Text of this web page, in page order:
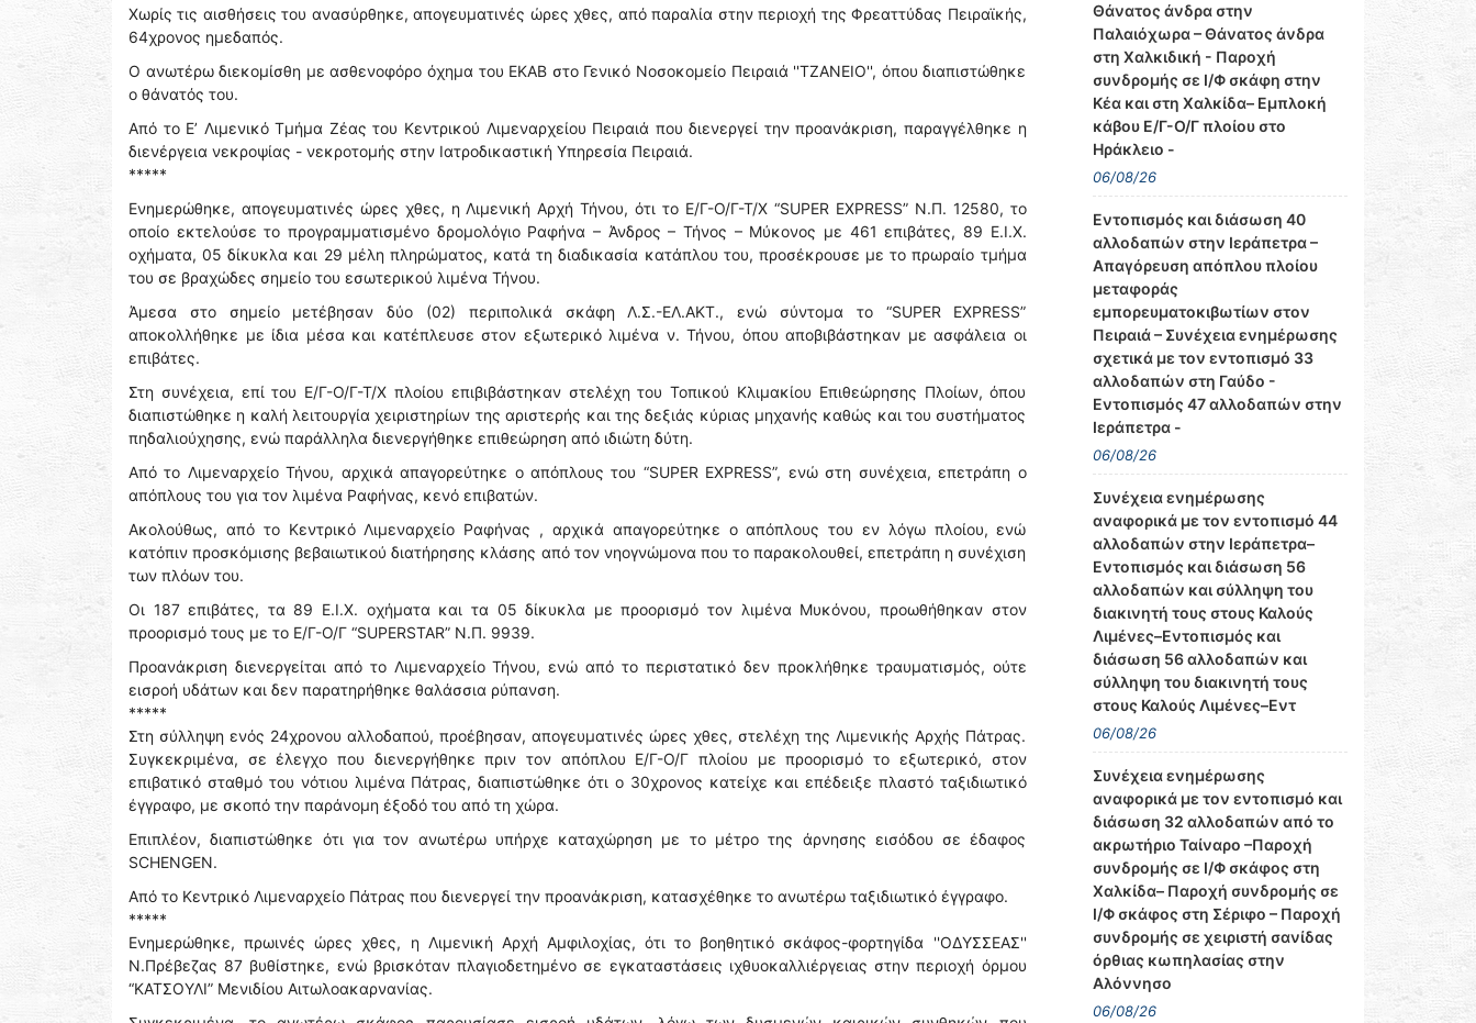
Χωρίς τις αισθήσεις του ανασύρθηκε, απογευματινές ώρες χθες, από παραλία στην περιοχή της Φρεαττύδας Πειραϊκής,
64χρονος ημεδαπός.
Ο ανωτέρω διεκομίσθη με ασθενοφόρο όχημα του ΕΚΑΒ στο Γενικό Νοσοκομείο Πειραιά ''ΤΖΑΝΕΙΟ'', όπου διαπιστώθηκε
ο θάνατός του.
Από το Ε’ Λιμενικό Τμήμα Ζέας του Κεντρικού Λιμεναρχείου Πειραιά που διενεργεί την προανάκριση, παραγγέλθηκε η
διενέργεια νεκροψίας - νεκροτομής στην Ιατροδικαστική Υπηρεσία Πειραιά.
*****
Ενημερώθηκε, απογευματινές ώρες χθες, η Λιμενική Αρχή Τήνου, ότι το Ε/Γ-Ο/Γ-Τ/Χ “SUPER EXPRESS” Ν.Π. 12580, το
οποίο εκτελούσε το προγραμματισμένο δρομολόγιο Ραφήνα – Άνδρος – Τήνος – Μύκονος με 461 επιβάτες, 89 Ε.Ι.Χ.
οχήματα, 05 δίκυκλα και 29 μέλη πληρώματος, κατά τη διαδικασία κατάπλου του, προσέκρουσε με το πρωραίο τμήμα
του σε βραχώδες σημείο του εσωτερικού λιμένα Τήνου.
Άμεσα στο σημείο μετέβησαν δύο (02) περιπολικά σκάφη Λ.Σ.-ΕΛ.ΑΚΤ., ενώ σύντομα το “SUPER EXPRESS”
αποκολλήθηκε με ίδια μέσα και κατέπλευσε στον εξωτερικό λιμένα ν. Τήνου, όπου αποβιβάστηκαν με ασφάλεια οι
επιβάτες.
Στη συνέχεια, επί του Ε/Γ-Ο/Γ-Τ/Χ πλοίου επιβιβάστηκαν στελέχη του Τοπικού Κλιμακίου Επιθεώρησης Πλοίων, όπου
διαπιστώθηκε η καλή λειτουργία χειριστηρίων της αριστερής και της δεξιάς κύριας μηχανής καθώς και του συστήματος
πηδαλιούχησης, ενώ παράλληλα διενεργήθηκε επιθεώρηση από ιδιώτη δύτη.
Από το Λιμεναρχείο Τήνου, αρχικά απαγορεύτηκε ο απόπλους του “SUPER EXPRESS”, ενώ στη συνέχεια, επετράπη ο
απόπλους του για τον λιμένα Ραφήνας, κενό επιβατών.
Ακολούθως, από το Κεντρικό Λιμεναρχείο Ραφήνας , αρχικά απαγορεύτηκε ο απόπλους του εν λόγω πλοίου, ενώ
κατόπιν προσκόμισης βεβαιωτικού διατήρησης κλάσης από τον νηογνώμονα που το παρακολουθεί, επετράπη η συνέχιση
των πλόων του.
Οι 187 επιβάτες, τα 89 Ε.Ι.Χ. οχήματα και τα 05 δίκυκλα με προορισμό τον λιμένα Μυκόνου, προωθήθηκαν στον
προορισμό τους με το Ε/Γ-Ο/Γ “SUPERSTAR” Ν.Π. 9939.
Προανάκριση διενεργείται από το Λιμεναρχείο Τήνου, ενώ από το περιστατικό δεν προκλήθηκε τραυματισμός, ούτε
εισροή υδάτων και δεν παρατηρήθηκε θαλάσσια ρύπανση.
*****
Στη σύλληψη ενός 24χρονου αλλοδαπού, προέβησαν, απογευματινές ώρες χθες, στελέχη της Λιμενικής Αρχής Πάτρας.
Συγκεκριμένα, σε έλεγχο που διενεργήθηκε πριν τον απόπλου Ε/Γ-Ο/Γ πλοίου με προορισμό το εξωτερικό, στον
επιβατικό σταθμό του νότιου λιμένα Πάτρας, διαπιστώθηκε ότι ο 30χρονος κατείχε και επέδειξε πλαστό ταξιδιωτικό
έγγραφο, με σκοπό την παράνομη έξοδό του από τη χώρα.
Επιπλέον, διαπιστώθηκε ότι για τον ανωτέρω υπήρχε καταχώρηση με το μέτρο της άρνησης εισόδου σε έδαφος
SCHENGEN.
Από το Κεντρικό Λιμεναρχείο Πάτρας που διενεργεί την προανάκριση, κατασχέθηκε το ανωτέρω ταξιδιωτικό έγγραφο.
*****
Ενημερώθηκε, πρωινές ώρες χθες, η Λιμενική Αρχή Αμφιλοχίας, ότι το βοηθητικό σκάφος-φορτηγίδα ''ΟΔΥΣΣΕΑΣ''
Ν.Πρέβεζας 87 βυθίστηκε, ενώ βρισκόταν πλαγιοδετημένο σε εγκαταστάσεις ιχθυοκαλλιέργειας στην περιοχή όρμου
“ΚΑΤΣΟΥΛΙ” Μενιδίου Αιτωλοακαρνανίας.
Θάνατος άνδρα στην
Παλαιόχωρα – Θάνατος άνδρα
στη Χαλκιδική - Παροχή
συνδρομής σε Ι/Φ σκάφη στην
Κέα και στη Χαλκίδα– Εμπλοκή
κάβου Ε/Γ-Ο/Γ πλοίου στο
Ηράκλειο -
06/08/26
Εντοπισμός και διάσωση 40
αλλοδαπών στην Ιεράπετρα –
Απαγόρευση απόπλου πλοίου
μεταφοράς
εμπορευματοκιβωτίων στον
Πειραιά – Συνέχεια ενημέρωσης
σχετικά με τον εντοπισμό 33
αλλοδαπών στη Γαύδο -
Εντοπισμός 47 αλλοδαπών στην
Ιεράπετρα -
06/08/26
Συνέχεια ενημέρωσης
αναφορικά με τον εντοπισμό 44
αλλοδαπών στην Ιεράπετρα–
Εντοπισμός και διάσωση 56
αλλοδαπών και σύλληψη του
διακινητή τους στους Καλούς
Λιμένες–Εντοπισμός και
διάσωση 56 αλλοδαπών και
σύλληψη του διακινητή τους
στους Καλούς Λιμένες–Εντ
06/08/26
Συνέχεια ενημέρωσης
αναφορικά με τον εντοπισμό και
διάσωση 32 αλλοδαπών από το
ακρωτήριο Ταίναρο –Παροχή
συνδρομής σε Ι/Φ σκάφος στη
Χαλκίδα– Παροχή συνδρομής σε
Ι/Φ σκάφος στη Σέριφο – Παροχή
συνδρομής σε χειριστή σανίδας
όρθιας κωπηλασίας στην
Αλόννησο
06/08/26